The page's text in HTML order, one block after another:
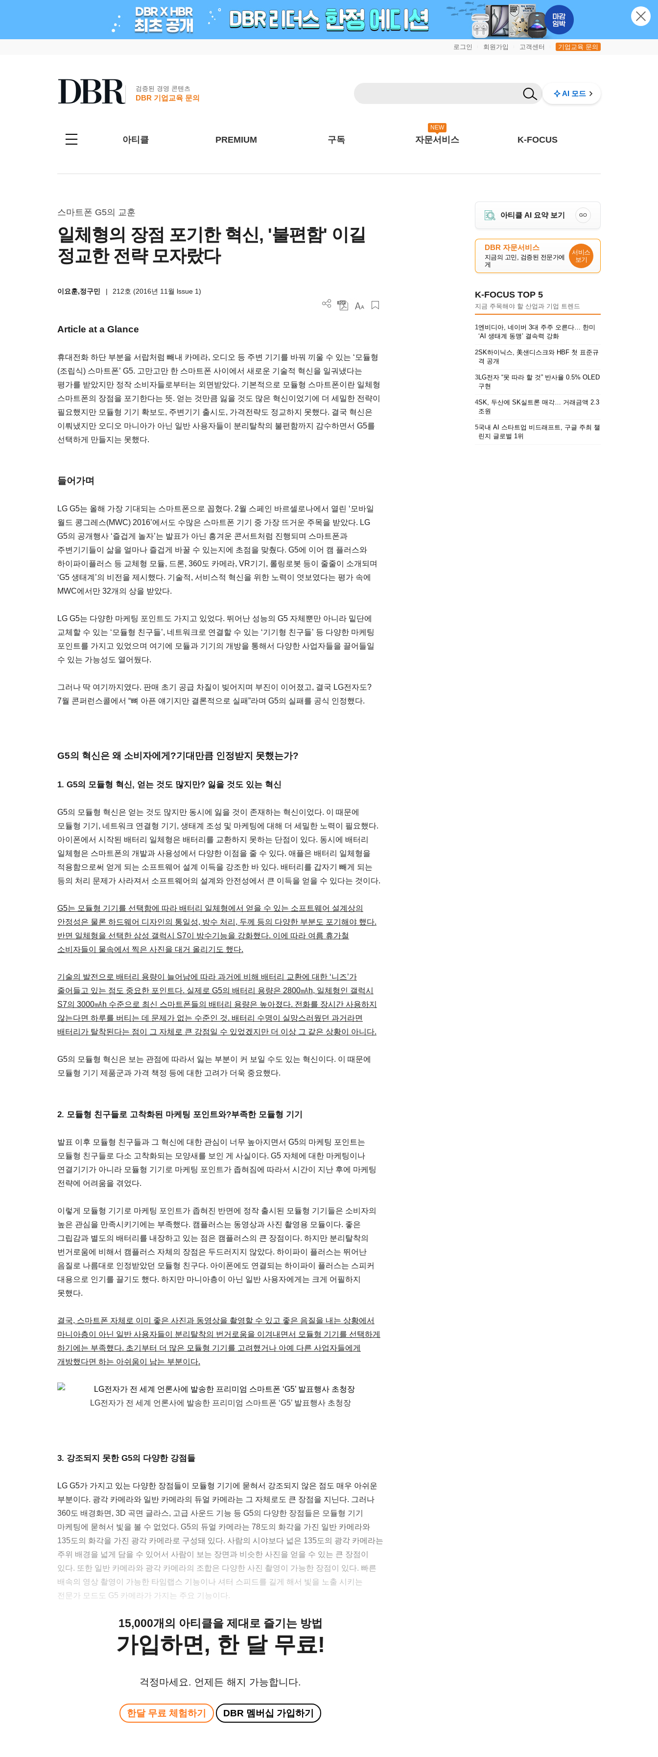
로그인 회원가입 고객센터 기업교육 문의
검증된 경영 콘텐츠
DBR 기업교육 문의
AI 모드
아티클 PREMIUM 구독
NEW
자문서비스 K-FOCUS
스마트폰 G5의 교훈
일체형의 장점 포기한 혁신, '불편함' 이길
정교한 전략 모자랐다
이요훈,정구민 | 212호 (2016년 11월 lssue 1)
Article at a Glance
휴대전화 하단 부분을 서랍처럼 빼내 카메라, 오디오 등 주변 기기를 바꿔 끼울 수 있는 ‘모듈형
(조립식) 스마트폰’ G5. 고만고만 한 스마트폰 사이에서 새로운 기술적 혁신을 일궈냈다는
평가를 받았지만 정작 소비자들로부터는 외면받았다. 기본적으로 모듈형 스마트폰이란 일체형
스마트폰의 장점을 포기한다는 뜻. 얻는 것만큼 잃을 것도 많은 혁신이었기에 더 세밀한 전략이
필요했지만 모듈형 기기 확보도, 주변기기 출시도, 가격전략도 정교하지 못했다. 결국 혁신은
이뤄냈지만 오디오 마니아가 아닌 일반 사용자들이 분리탈착의 불편함까지 감수하면서 G5를
선택하게 만들지는 못했다.
들어가며
LG G5는 올해 가장 기대되는 스마트폰으로 꼽혔다. 2월 스페인 바르셀로나에서 열린 ‘모바일
월드 콩그레스(MWC) 2016’에서도 수많은 스마트폰 기기 중 가장 뜨거운 주목을 받았다. LG
G5의 공개행사 ‘즐겁게 놀자’는 발표가 아닌 흥겨운 콘서트처럼 진행되며 스마트폰과
주변기기들이 삶을 얼마나 즐겁게 바꿀 수 있는지에 초점을 맞췄다. G5에 이어 캠 플러스와
하이파이플러스 등 교체형 모듈, 드론, 360도 카메라, VR기기, 롤링로봇 등이 줄줄이 소개되며
‘G5 생태계’의 비전을 제시했다. 기술적, 서비스적 혁신을 위한 노력이 엿보였다는 평가 속에
MWC에서만 32개의 상을 받았다.
LG G5는 다양한 마케팅 포인트도 가지고 있었다. 뛰어난 성능의 G5 자체뿐만 아니라 밑단에
교체할 수 있는 ‘모듈형 친구들’, 네트워크로 연결할 수 있는 ‘기기형 친구들’ 등 다양한 마케팅
포인트를 가지고 있었으며 여기에 모듈과 기기의 개방을 통해서 다양한 사업자들을 끌어들일
수 있는 가능성도 열어뒀다.
그러나 딱 여기까지였다. 판매 초기 공급 차질이 빚어지며 부진이 이어졌고, 결국 LG전자도?
7월 콘퍼런스콜에서 “뼈 아픈 얘기지만 결론적으로 실패”라며 G5의 실패를 공식 인정했다.
G5의 혁신은 왜 소비자에게?기대만큼 인정받지 못했는가?
1. G5의 모듈형 혁신, 얻는 것도 많지만? 잃을 것도 있는 혁신
G5의 모듈형 혁신은 얻는 것도 많지만 동시에 잃을 것이 존재하는 혁신이었다. 이 때문에
모듈형 기기, 네트워크 연결형 기기, 생태계 조성 및 마케팅에 대해 더 세밀한 노력이 필요했다.
아이폰에서 시작된 배터리 일체형은 배터리를 교환하지 못하는 단점이 있다. 동시에 배터리
일체형은 스마트폰의 개발과 사용성에서 다양한 이점을 줄 수 있다. 애플은 배터리 일체형을
적용함으로써 얻게 되는 소프트웨어 설계 이득을 강조한 바 있다. 배터리를 갑자기 빼게 되는
등의 처리 문제가 사라져서 소프트웨어의 설계와 안전성에서 큰 이득을 얻을 수 있다는 것이다.
G5는 모듈형 기기를 선택함에 따라 배터리 일체형에서 얻을 수 있는 소프트웨어 설계상의
안정성은 물론 하드웨어 디자인의 통일성, 방수 처리, 두께 등의 다양한 부분도 포기해야 했다.
반면 일체형을 선택한 삼성 갤럭시 S7이 방수기능을 강화했다. 이에 따라 여름 휴가철
소비자들이 물속에서 찍은 사진을 대거 올리기도 했다.
기술의 발전으로 배터리 용량이 늘어남에 따라 과거에 비해 배터리 교환에 대한 ‘니즈’가
줄어들고 있는 점도 중요한 포인트다. 실제로 G5의 배터리 용량은 2800㎃h, 일체형인 갤럭시
S7의 3000㎃h 수준으로 최신 스마트폰들의 배터리 용량은 높아졌다. 전화를 장시간 사용하지
않는다면 하루를 버티는 데 문제가 없는 수준인 것. 배터리 수명이 실망스러웠던 과거라면
배터리가 탈착된다는 점이 그 자체로 큰 강점일 수 있었겠지만 더 이상 그 같은 상황이 아니다.
G5의 모듈형 혁신은 보는 관점에 따라서 잃는 부분이 커 보일 수도 있는 혁신이다. 이 때문에
모듈형 기기 제품군과 가격 책정 등에 대한 고려가 더욱 중요했다.
2. 모듈형 친구들로 고착화된 마케팅 포인트와?부족한 모듈형 기기
발표 이후 모듈형 친구들과 그 혁신에 대한 관심이 너무 높아지면서 G5의 마케팅 포인트는
모듈형 친구들로 다소 고착화되는 모양새를 보인 게 사실이다. G5 자체에 대한 마케팅이나
연결기기가 아니라 모듈형 기기로 마케팅 포인트가 좁혀짐에 따라서 시간이 지난 후에 마케팅
전략에 어려움을 겪었다.
이렇게 모듈형 기기로 마케팅 포인트가 좁혀진 반면에 정작 출시된 모듈형 기기들은 소비자의
높은 관심을 만족시키기에는 부족했다. 캠플러스는 동영상과 사진 촬영용 모듈이다. 좋은
그립감과 별도의 배터리를 내장하고 있는 점은 캠플러스의 큰 장점이다. 하지만 분리탈착의
번거로움에 비해서 캠플러스 자체의 장점은 두드러지지 않았다. 하이파이 플러스는 뛰어난
음질로 나름대로 인정받았던 모듈형 친구다. 아이폰에도 연결되는 하이파이 플러스는 스피커
대용으로 인기를 끌기도 했다. 하지만 마니아층이 아닌 일반 사용자에게는 크게 어필하지
못했다.
결국, 스마트폰 자체로 이미 좋은 사진과 동영상을 촬영할 수 있고 좋은 음질을 내는 상황에서
마니아층이 아닌 일반 사용자들이 분리탈착의 번거로움을 이겨내면서 모듈형 기기를 선택하게
하기에는 부족했다. 초기부터 더 많은 모듈형 기기를 고려했거나 아예 다른 사업자들에게
개방했다면 하는 아쉬움이 남는 부분이다.
LG전자가 전 세계 언론사에 발송한 프리미엄 스마트폰 ‘G5’ 발표행사 초청장
3. 강조되지 못한 G5의 다양한 강점들
LG G5가 가지고 있는 다양한 장점들이 모듈형 기기에 묻혀서 강조되지 않은 점도 매우 아쉬운
부분이다. 광각 카메라와 일반 카메라의 듀얼 카메라는 그 자체로도 큰 장점을 지닌다. 그러나
360도 배경화면, 3D 곡면 글라스, 고급 사운드 기능 등 G5의 다양한 장점들은 모듈형 기기
마케팅에 묻혀서 빛을 볼 수 없었다. G5의 듀얼 카메라는 78도의 화각을 가진 일반 카메라와
135도의 화각을 가진 광각 카메라로 구성돼 있다. 사람의 시야보다 넓은 135도의 광각 카메라는
주위 배경을 넓게 담을 수 있어서 사람이 보는 장면과 비슷한 사진을 얻을 수 있는 큰 장점이
있다. 또한 일반 카메라와 광각 카메라의 조합은 다양한 사진 촬영이 가능한 장점이 있다. 빠른
배속의 영상 촬영이 가능한 타임랩스 기능이나 셔터 스피드를 길게 해서 빛을 노출 시키는
전문가 모드도 G5 카메라가 가지는 주요 기능이다.
15,000개의 아티클을 제대로 즐기는 방법
가입하면, 한 달 무료!
걱정마세요. 언제든 해지 가능합니다.
한달 무료 체험하기 DBR 멤버십 가입하기
아티클 AI 요약 보기 GO
DBR 자문서비스
지금의 고민, 검증된 전문가에
게
서비스
보기
K-FOCUS TOP 5
지금 주목해야 할 산업과 기업 트렌드
1엔비디아, 네이버 3대 주주 오른다… 한미
‘AI 생태계 동맹’ 결속력 강화
2SK하이닉스, 美샌디스크와 HBF 첫 표준규
격 공개
3LG전자 “못 따라 할 것” 반사율 0.5% OLED
구현
4SK, 두산에 SK실트론 매각… 거래금액 2.3
조원
5국내 AI 스타트업 비드래프트, 구글 주최 챌
린지 글로벌 1위